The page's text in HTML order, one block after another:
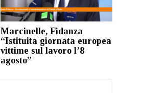
Marcinelle, Fidanza
“Istituita giornata europea
vittime sul lavoro l’8
agosto”